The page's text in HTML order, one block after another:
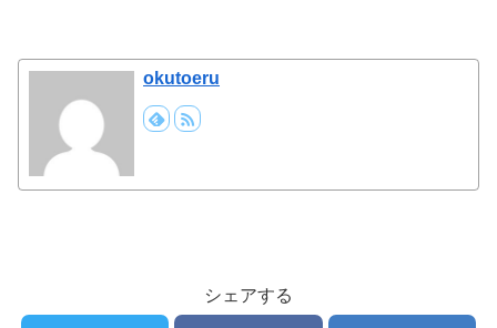
okutoeru
シェアする